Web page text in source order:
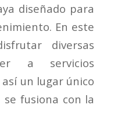
diseñado para
En este
diversas
a servicios
un lugar único
fusiona con la